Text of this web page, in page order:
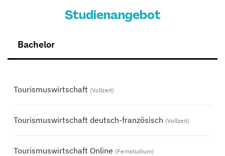
Studienangebot
Bachelor
Tourismuswirtschaft (Vollzeit)
Tourismuswirtschaft deutsch-französisch (Vollzeit)
Tourismuswirtschaft Online (Fernstudium)